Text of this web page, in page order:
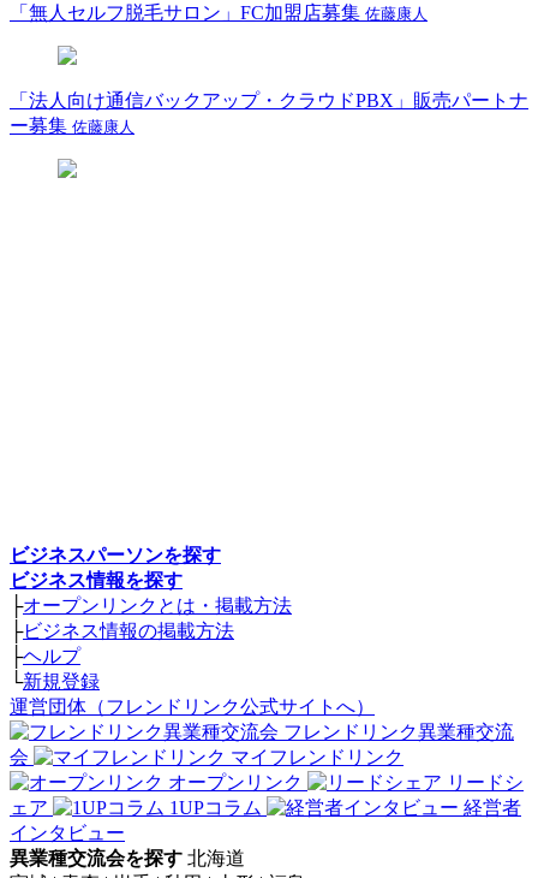
「無人セルフ脱毛サロン」FC加盟店募集 佐藤康人
「法人向け通信バックアップ・クラウドPBX」販売パートナ
ー募集 佐藤康人
ビジネスパーソンを探す
ビジネス情報を探す
├オープンリンクとは・掲載方法
├ビジネス情報の掲載方法
├ヘルプ
└新規登録
運営団体（フレンドリンク公式サイトへ）
フレンドリンク異業種交流
会
マイフレンドリンク
オープンリンク
リードシ
ェア
1UPコラム
経営者
インタビュー
異業種交流会を探す 北海道